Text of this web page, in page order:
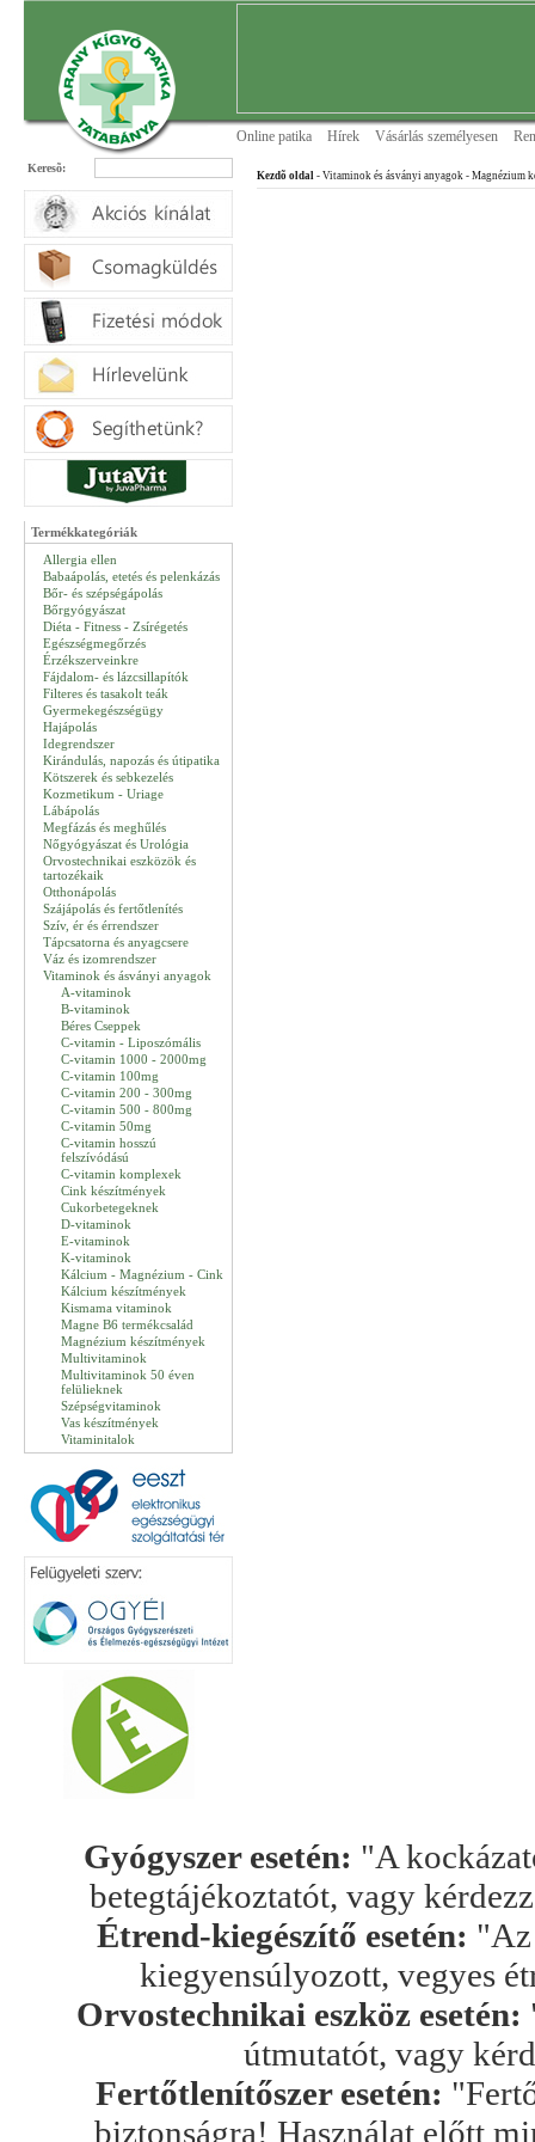
Online patika Hírek Vásárlás személyesen
Keresõ:
Termékkategóriák
Allergia ellen
Babaápolás, etetés és pelenkázás
Bőr- és szépségápolás
Bőrgyógyászat
Diéta - Fitness - Zsírégetés
Egészségmegőrzés
Érzékszerveinkre
Fájdalom- és lázcsillapítók
Filteres és tasakolt teák
Gyermekegészségügy
Hajápolás
Idegrendszer
Kirándulás, napozás és útipatika
Kötszerek és sebkezelés
Kozmetikum - Uriage
Lábápolás
Megfázás és meghűlés
Nőgyógyászat és Urológia
Orvostechnikai eszközök és
tartozékaik
Otthonápolás
Szájápolás és fertőtlenítés
Szív, ér és érrendszer
Tápcsatorna és anyagcsere
Váz és izomrendszer
Vitaminok és ásványi anyagok
A-vitaminok
B-vitaminok
Béres Cseppek
C-vitamin - Liposzómális
C-vitamin 1000 - 2000mg
C-vitamin 100mg
C-vitamin 200 - 300mg
C-vitamin 500 - 800mg
C-vitamin 50mg
C-vitamin hosszú
felszívódású
C-vitamin komplexek
Cink készítmények
Cukorbetegeknek
D-vitaminok
E-vitaminok
K-vitaminok
Kálcium - Magnézium - Cink
Kálcium készítmények
Kismama vitaminok
Magne B6 termékcsalád
Magnézium készítmények
Multivitaminok
Multivitaminok 50 éven
felülieknek
Szépségvitaminok
Vas készítmények
Vitaminitalok
Kezdõ oldal - Vitaminok és ásványi anyagok - Magnézium
Gyógyszer esetén: "A
betegtájékoztatót, vagy
Étrend-kiegészítő esetén: "Az
kiegyensúlyozott, vegyes
Orvostechnikai eszköz esetén:
útmutatót, vagy
Fertőtlenítőszer esetén:
biztonságra! Használat előtt